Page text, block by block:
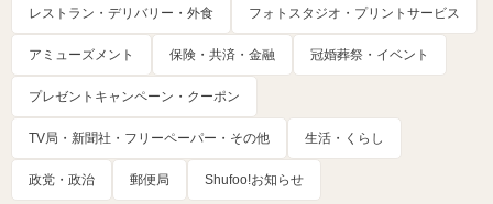
レストラン・デリバリー・外食 フォトスタジオ・プリントサービス
アミューズメント 保険・共済・金融 冠婚葬祭・イベント
プレゼントキャンペーン・クーポン
TV局・新聞社・フリーペーパー・その他 生活・くらし
政党・政治 郵便局 Shufoo!お知らせ